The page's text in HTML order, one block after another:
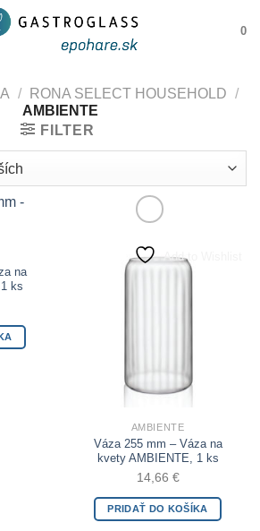
0
/ RONA SELECT HOUSEHOLD /
AMBIENTE
FILTER
Wishlist
na
ks
Add to Wishlist
AMBIENTE
Váza 255 mm – Váza na
kvety AMBIENTE, 1 ks
14,66 €
PRIDAŤ DO KOŠÍKA